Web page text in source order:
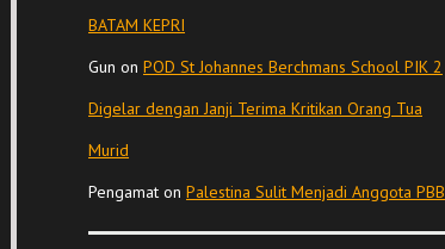
BATAM KEPRI
Gun on POD St Johannes Berchmans School PIK 2
Digelar dengan Janji Terima Kritikan Orang Tua
Murid
Pengamat on Palestina Sulit Menjadi Anggota PBB